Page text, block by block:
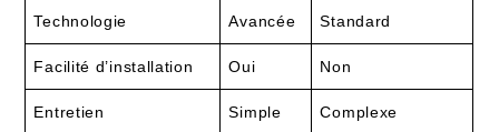
Technologie Avancée Standard
Facilité d’installation Oui Non
Entretien Simple Complexe